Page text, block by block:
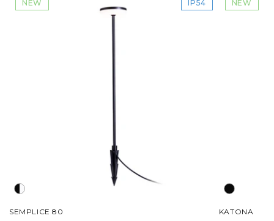
NEW IP54
SEMPLICE 80
NEW
KATONA